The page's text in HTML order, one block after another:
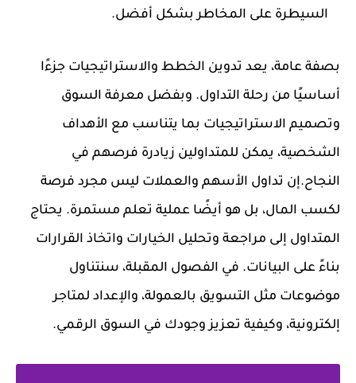
السيطرة على المخاطر بشكل أفضل.
بصفة عامة، يعد تدوين الخطط والاستراتيجيات جزءًا
أساسيًا من رحلة التداول. وبفضل معرفة السوق
وتصميم الاستراتيجيات بما يتناسب مع الأهداف
الشخصية، يمكن للمتداولين زيادرة فرصهم في
النجاح.إن تداول الأسهم والعملات ليس مجرد فرصة
لكسب المال، بل هو أيضًا عملية تعلم مستمرة. يحتاج
المتداول إلى مراجعة وتحليل الخيارات واتخاذ القرارات
بناءً على البيانات. في الفصول المقبلة، سنتناول
موضوعات مثل التسويق بالعمولة، والإعداد لمتاجر
إلكترونية، وكيفية تعزيز وجودك في السوق الرقمي.